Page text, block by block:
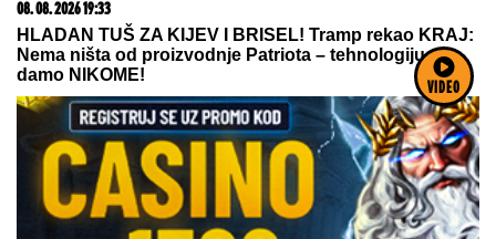
VIDEO
08. 08. 2026 19:33
HLADAN TUŠ ZA KIJEV I BRISEL! Tramp rekao KRAJ:
Nema ništa od proizvodnje Patriota – tehnologiju ne
damo NIKOME!